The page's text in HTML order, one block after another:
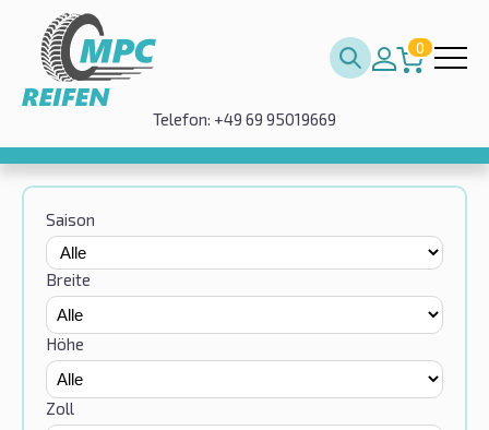
0
Telefon: +49 69 95019669
Saison
Breite
Höhe
Zoll